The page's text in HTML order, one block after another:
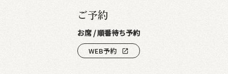
ご予約
お席 / 順番待ち予約
WEB予約 open_in_new